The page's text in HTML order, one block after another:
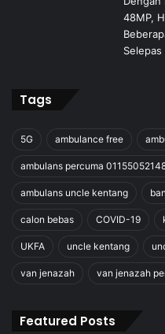
Tags
5G ambulance free
ambulans percuma
ambulans uncle kentang
calon bebas COVID-19
UKFA uncle kentang
van jenazah van jenazah
Featured Posts